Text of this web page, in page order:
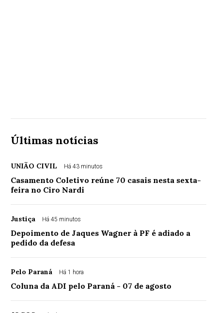
Últimas notícias
UNIÃO CIVIL Há 43 minutos
Casamento Coletivo reúne 70 casais nesta sexta-
feira no Ciro Nardi
Justiça Há 45 minutos
Depoimento de Jaques Wagner à PF é adiado a
pedido da defesa
Pelo Paraná Há 1 hora
Coluna da ADI pelo Paraná - 07 de agosto